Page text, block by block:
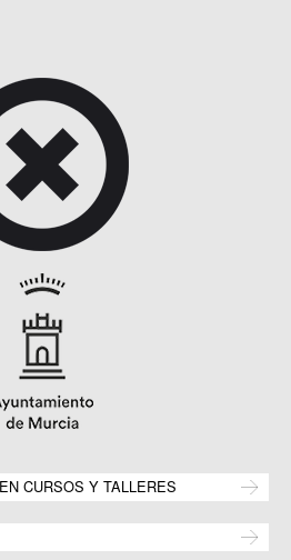
CURSOS Y TALLERES